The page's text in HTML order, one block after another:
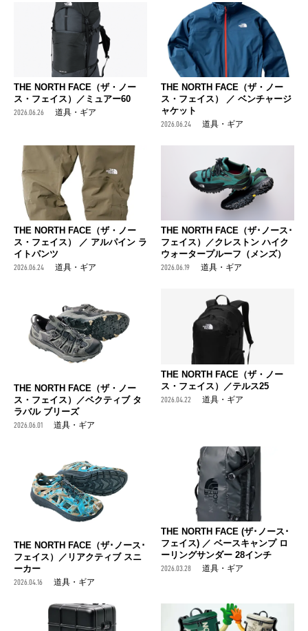
THE NORTH FACE（ザ・ノー
ス・フェイス）／ミュアー60
2026.06.26 道具・ギア
THE NORTH FACE（ザ・ノー
ス・フェイス） ／ ベンチャージ
ャケット
2026.06.24 道具・ギア
THE NORTH FACE（ザ・ノー
ス・フェイス） ／ アルパイン ラ
イトパンツ
2026.06.24 道具・ギア
THE NORTH FACE（ザ･ノース･
フェイス）／クレストン ハイク
ウォータープルーフ（メンズ）
2026.06.19 道具・ギア
THE NORTH FACE（ザ・ノー
ス・フェイス）／ベクティブ タ
ラバル ブリーズ
2026.06.01 道具・ギア
THE NORTH FACE（ザ・ノー
ス・フェイス）／テルス25
2026.04.22 道具・ギア
THE NORTH FACE（ザ･ノース･
フェイス）／リアクティブ スニ
ーカー
2026.04.16 道具・ギア
THE NORTH FACE (ザ･ノース･
フェイス) ／ ベースキャンプ ロ
ーリングサンダー 28インチ
2026.03.28 道具・ギア